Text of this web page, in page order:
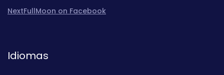
NextFullMoon on Facebook
Idiomas